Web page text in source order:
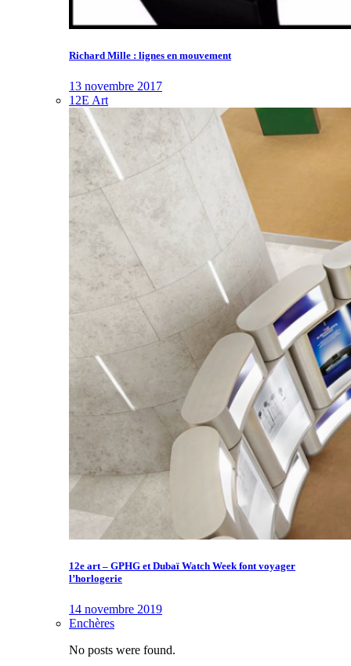
Richard Mille : lignes en mouvement
13 novembre 2017
12E Art
12e art – GPHG et Dubaï Watch Week font voyager
l’horlogerie
14 novembre 2019
Enchères
No posts were found.